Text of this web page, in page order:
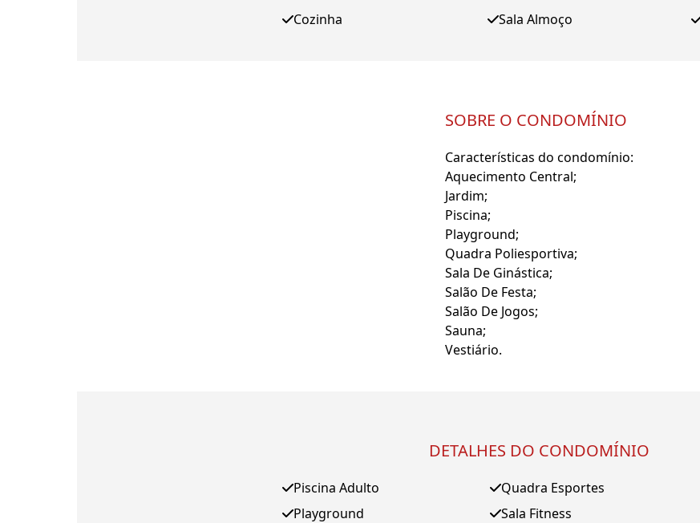
Cozinha
Sala Almoço
SOBRE O CONDOMÍNIO
Características do condomínio:
Aquecimento Central;
Jardim;
Piscina;
Playground;
Quadra Poliesportiva;
Sala De Ginástica;
Salão De Festa;
Salão De Jogos;
Sauna;
Vestiário.
DETALHES DO CONDOMÍNIO
Piscina Adulto
Playground
Quadra Esportes
Sala Fitness